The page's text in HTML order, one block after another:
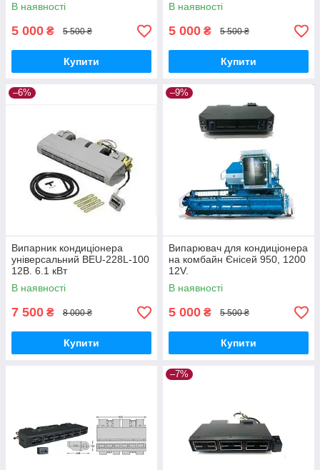
В наявності
5 000 ₴ 5 500 ₴
Купити
В наявності
5 000 ₴ 5 500 ₴
Купити
–6%
Випарник кондиціонера
універсальний BEU-228L-100
12В. 6.1 кВт
В наявності
7 500 ₴ 8 000 ₴
Купити
–9%
Випарювач для кондиціонера
на комбайн Єнісей 950, 1200
12V.
В наявності
5 000 ₴ 5 500 ₴
Купити
–7%